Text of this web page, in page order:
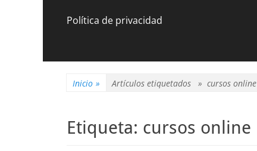
contenido
Política de privacidad
Inicio » Artículos etiquetados » cursos online
Etiqueta: cursos online